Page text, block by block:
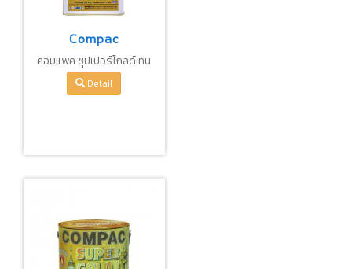
Compac
คอมแพค ซุปเปอร์โกลด์ ทิน
เนอร์ S-10
Detail